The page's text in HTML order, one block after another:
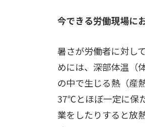
今できる労働現場に
暑さが労働者に対し
めには、深部体温（
の中で生じる熱（産
37℃とほぼ一定に保
業をしたりすると放